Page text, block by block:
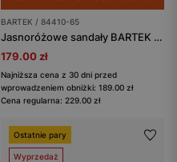
BARTEK / 84410-65
Jasnoróżowe sandały BARTEK z buźką z tyłu
179.00 zł
Najniższa cena z 30 dni przed
wprowadzeniem obniżki: 189.00 zł
Cena regularna: 229.00 zł
Ostatnie pary
Wyprzedaż